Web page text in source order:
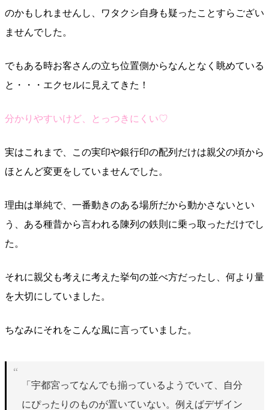
のかもしれませんし、ワタクシ自身も疑ったことすらござい
ませんでした。
でもある時お客さんの立ち位置側からなんとなく眺めている
と・・・エクセルに見えてきた！
分かりやすいけど、とっつきにくい♡
実はこれまで、この実印や銀行印の配列だけは親父の頃から
ほとんど変更をしていませんでした。
理由は単純で、一番動きのある場所だから動かさないとい
う、ある種昔から言われる陳列の鉄則に乗っ取っただけでし
た。
それに親父も考えに考えた挙句の並べ方だったし、何より量
を大切にしていました。
ちなみにそれをこんな風に言っていました。
「宇都宮ってなんでも揃っているようでいて、自分
にぴったりのものが置いていない。例えばデザイン